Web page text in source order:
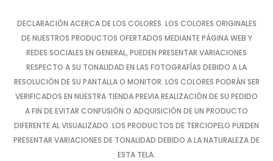
DECLARACIÓN ACERCA DE LOS COLORES. LOS COLORES ORIGINALES
DE NUESTROS PRODUCTOS OFERTADOS MEDIANTE PÁGINA WEB Y
REDES SOCIALES EN GENERAL, PUEDEN PRESENTAR VARIACIONES
RESPECTO A SU TONALIDAD EN LAS FOTOGRAFÍAS DEBIDO A LA
RESOLUCIÓN DE SU PANTALLA O MONITOR. LOS COLORES PODRÁN SER
VERIFICADOS EN NUESTRA TIENDA PREVIA REALIZACIÓN DE SU PEDIDO
A FIN DE EVITAR CONFUSIÓN O ADQUISICIÓN DE UN PRODUCTO
DIFERENTE AL VISUALIZADO. LOS PRODUCTOS DE TERCIOPELO PUEDEN
PRESENTAR VARIACIONES DE TONALIDAD DEBIDO A LA NATURALEZA DE
ESTA TELA.